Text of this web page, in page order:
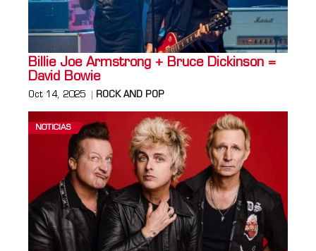
Billie Joe Armstrong + Bruce Dickinson =
David Bowie
Oct 14, 2025 ROCK AND POP
NOTICIAS